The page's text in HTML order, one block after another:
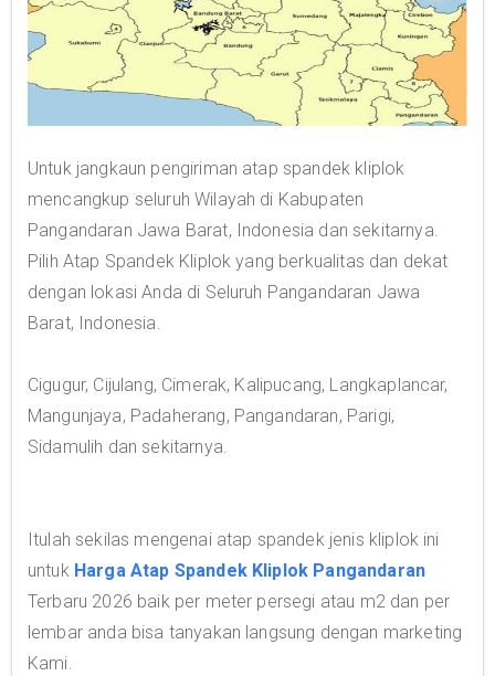
Untuk jangkaun pengiriman atap spandek kliplok
mencangkup seluruh Wilayah di Kabupaten
Pangandaran Jawa Barat, Indonesia dan sekitarnya.
Pilih Atap Spandek Kliplok yang berkualitas dan dekat
dengan lokasi Anda di Seluruh Pangandaran Jawa
Barat, Indonesia.
Cigugur, Cijulang, Cimerak, Kalipucang, Langkaplancar,
Mangunjaya, Padaherang, Pangandaran, Parigi,
Sidamulih dan sekitarnya.
Itulah sekilas mengenai atap spandek jenis kliplok ini
untuk Harga Atap Spandek Kliplok Pangandaran
Terbaru 2026 baik per meter persegi atau m2 dan per
lembar anda bisa tanyakan langsung dengan marketing
Kami.